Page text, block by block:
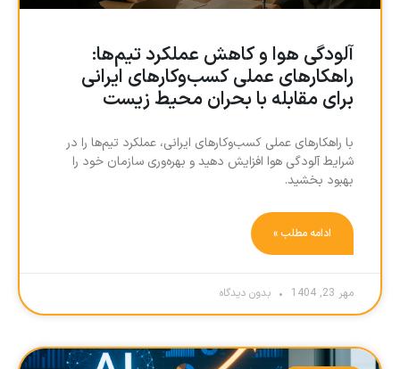
آلودگی هوا و کاهش عملکرد تیم‌ها:
راهکارهای عملی کسب‌وکارهای ایرانی
برای مقابله با بحران محیط زیست
با راهکارهای عملی کسب‌وکارهای ایرانی، عملکرد تیم‌ها را در
شرایط آلودگی هوا افزایش دهید و بهره‌وری سازمان خود را
بهبود بخشید.
ادامه مطلب »
مهر 23, 1404 بدون دیدگاه